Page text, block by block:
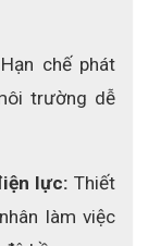
Hạn chế phát
trường dễ
lực: Thiết
làm việc